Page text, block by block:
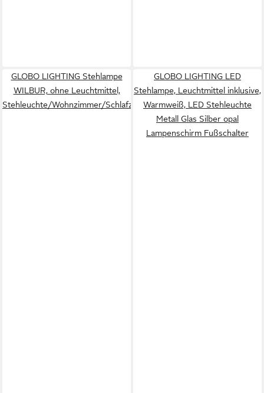
GLOBO LIGHTING Stehlampe
WILBUR, ohne Leuchtmittel,
Stehleuchte/Wohnzimmer/Schlafzimmer/Flur
GLOBO LIGHTING LED
Stehlampe, Leuchtmittel inklusive,
Warmweiß, LED Stehleuchte
Metall Glas Silber opal
Lampenschirm Fußschalter